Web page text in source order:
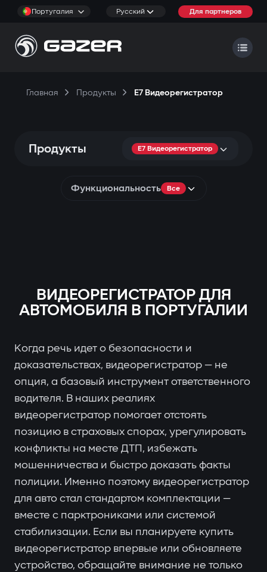
Португалия Русский Для партнеров
Главная Продукты E7 Видеорегистратор
Продукты E7 Видеорегистратор
Функциональность Все
ВИДЕОРЕГИСТРАТОР ДЛЯ
АВТОМОБИЛЯ В ПОРТУГАЛИИ
Когда речь идет о безопасности и
доказательствах, видеорегистратор — не
опция, а базовый инструмент ответственного
водителя. В наших реалиях
видеорегистратор помогает отстоять
позицию в страховых спорах, урегулировать
конфликты на месте ДТП, избежать
мошенничества и быстро доказать факты
полиции. Именно поэтому видеорегистратор
для авто стал стандартом комплектации —
вместе с парктрониками или системой
стабилизации. Если вы планируете купить
видеорегистратор впервые или обновляете
устройство, обращайте внимание не только